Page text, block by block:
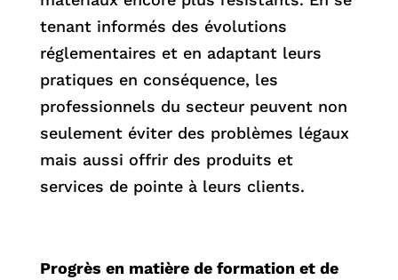
tenant informés des évolutions
réglementaires et en adaptant leurs
pratiques en conséquence, les
professionnels du secteur peuvent non
seulement éviter des problèmes légaux
mais aussi offrir des produits et
services de pointe à leurs clients.
Progrès en matière de formation et de